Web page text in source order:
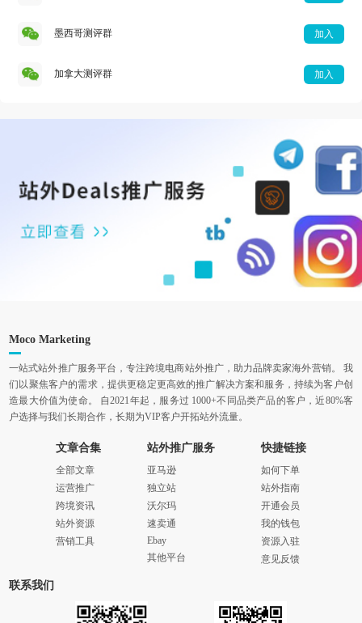
墨西哥测评群 加入
加拿大测评群 加入
Moco Marketing
一站式站外推广服务平台，专注跨境电商站外推广，助力品牌卖家海外营销。 我
们以聚焦客户的需求，提供更稳定更高效的推广解决方案和服务，持续为客户创
造最大价值为使命。 自2021年起，服务过 1000+不同品类产品的客户，近80%客
户选择与我们长期合作，长期为VIP客户开拓站外流量。
文章合集
全部文章
运营推广
跨境资讯
站外资源
营销工具
站外推广服务
亚马逊
独立站
沃尔玛
速卖通
Ebay
其他平台
快捷链接
如何下单
站外指南
开通会员
我的钱包
资源入驻
意见反馈
联系我们